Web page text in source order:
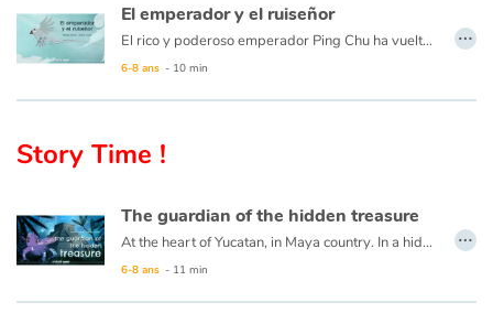
El emperador y el ruiseñor
El rico y poderoso emperador Ping Chu ha vuelto a sonreir desde que un pequeño ruiseñor se hizo su amigo y le canta para enternecer su corazón. Sin embargo, cuando un reino distante le ofrece un ave mecánica hecha de oro y diamantes, el deslumbrado emperador abandona a su pequeño amigo.
6-8 ans - 10 min
…
Story Time !
The guardian of the hidden treasure
At the heart of Yucatan, in Maya country. In a hidden cenote lives a mysterious creature, treasure guardian of an ancient lost civilization. In the darkness he eagerly awaits the passage of the sun whose rays can reach the depths of his cave only once a year. This day is approaching and this time the creature is determined to do everything to keep this light that warms and allows him to enjoy his treasures ... But can man capture the sun? And even more keep it?
6-8 ans - 11 min
…